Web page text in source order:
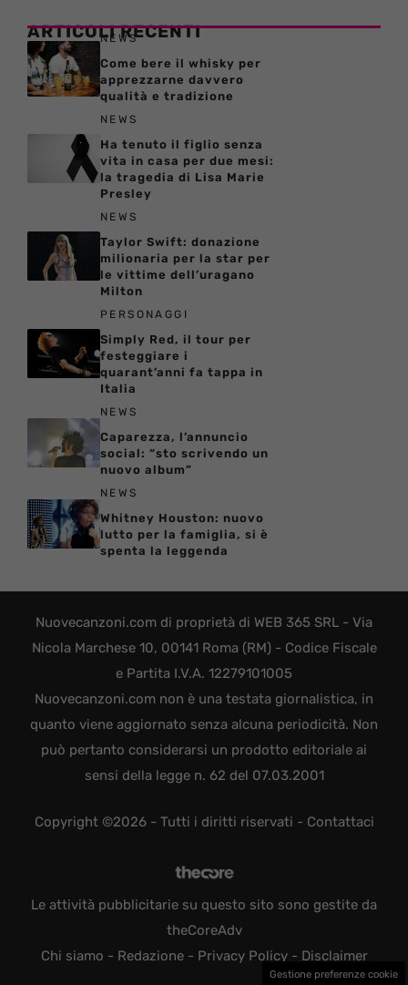
ARTICOLI RECENTI
NEWS
Come bere il whisky per
apprezzarne davvero
qualità e tradizione
NEWS
Ha tenuto il figlio senza
vita in casa per due mesi:
la tragedia di Lisa Marie
Presley
NEWS
Taylor Swift: donazione
milionaria per la star per
le vittime dell’uragano
Milton
PERSONAGGI
Simply Red, il tour per
festeggiare i
quarant’anni fa tappa in
Italia
NEWS
Caparezza, l’annuncio
social: “sto scrivendo un
nuovo album”
NEWS
Whitney Houston: nuovo
lutto per la famiglia, si è
spenta la leggenda
Nuovecanzoni.com di proprietà di WEB 365 SRL - Via
Nicola Marchese 10, 00141 Roma (RM) - Codice Fiscale
e Partita I.V.A. 12279101005
Nuovecanzoni.com non è una testata giornalistica, in
quanto viene aggiornato senza alcuna periodicità. Non
può pertanto considerarsi un prodotto editoriale ai
sensi della legge n. 62 del 07.03.2001
Copyright ©2026 - Tutti i diritti riservati - Contattaci
Le attività pubblicitarie su questo sito sono gestite da
theCoreAdv
Chi siamo - Redazione- Privacy Policy- Disclaimer
Gestione preferenze cookie